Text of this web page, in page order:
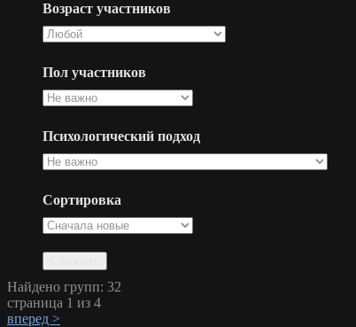
Возраст участников
Пол участников
Психологический подход
Сортировка
Найдено групп: 32
страница 1 из 4
вперед >